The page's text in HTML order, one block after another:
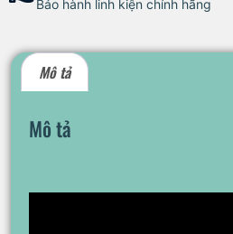
Bảo hành linh kiện chính hãng
Mô tả
Mô tả